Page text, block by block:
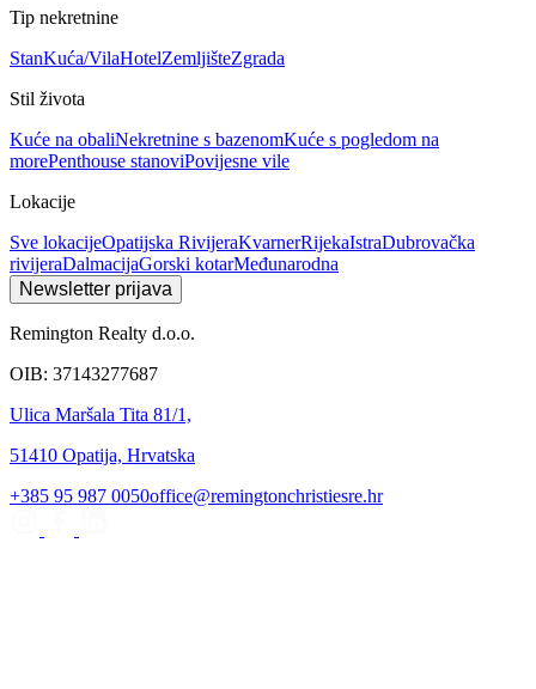
Tip nekretnine
StanKuća/VilaHotelZemljišteZgrada
Stil života
Kuće na obaliNekretnine s bazenomKuće s pogledom na
morePenthouse stanoviPovijesne vile
Lokacije
Sve lokacijeOpatijska RivijeraKvarnerRijekaIstraDubrovačka
rivijeraDalmacijaGorski kotarMeđunarodna
Newsletter prijava
Remington Realty d.o.o.
OIB: 37143277687
Ulica Maršala Tita 81/1,
51410 Opatija, Hrvatska
+385 95 987 0050office@remingtonchristiesre.hr